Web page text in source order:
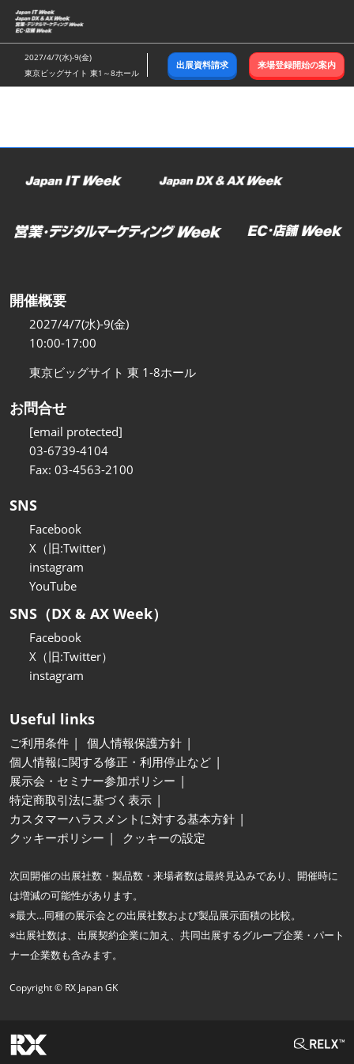
ス
キ
ッ
し
む
2027/4/7(水)-9(金)
東京ビッグサイト 東1～8ホール
出展資料請求 来場登録開始の案内
開催概要
2027/4/7(水)-9(金)
10:00-17:00
東京ビッグサイト 東 1-8ホール
お問合せ
[email protected]
03-6739-4104
Fax: 03-4563-2100
SNS
Facebook
X（旧:Twitter）
instagram
YouTube
SNS（DX & AX Week）
Facebook
X（旧:Twitter）
instagram
Useful links
ご利用条件
個人情報保護方針
個人情報に関する修正・利用停止など
展示会・セミナー参加ポリシー
特定商取引法に基づく表示
カスタマーハラスメントに対する基本方針
クッキーポリシー
クッキーの設定
次回開催の出展社数・製品数・来場者数は最終見込みであり、開催時に
は増減の可能性があります。
※最大…同種の展示会との出展社数および製品展示面積の比較。
※出展社数は、出展契約企業に加え、共同出展するグループ企業・パート
ナー企業数も含みます。
Copyright © RX Japan GK